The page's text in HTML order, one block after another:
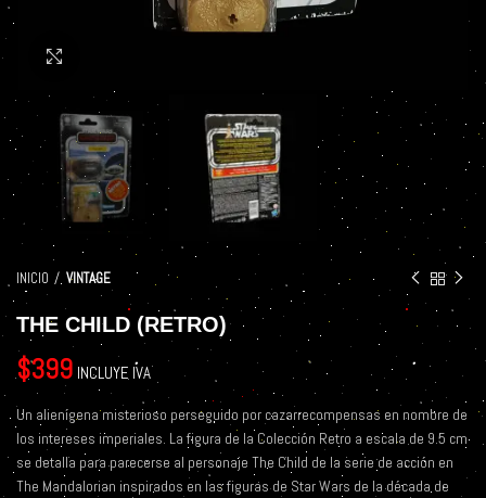
INICIO VINTAGE
THE CHILD (RETRO)
$399 INCLUYE IVA
Un alienígena misterioso perseguido por cazarrecompensas en nombre de
los intereses imperiales. La figura de la Colección Retro a escala de 9.5 cm
se detalla para parecerse al personaje The Child de la serie de acción en
The Mandalorian inspirados en las figuras de Star Wars de la década de